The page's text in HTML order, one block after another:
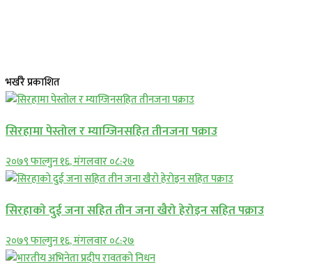
भर्खरै प्रकाशित
सिरहामा पेस्तोल र म्याग्जिनसहित तीनजना पक्राउ
२०७९ फाल्गुन १६, मंगलवार ०८:२७
सिरहाकाे दुई जना सहित तीन जना खैरो हेरोइन सहित पक्राउ
२०७९ फाल्गुन १६, मंगलवार ०८:२७